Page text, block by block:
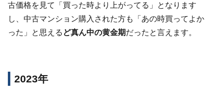
古価格を見て「買った時より上がってる」となります
し、中古マンション購入された方も「あの時買ってよか
った」と思える ど真ん中の黄金期だったと言えます。
2023年